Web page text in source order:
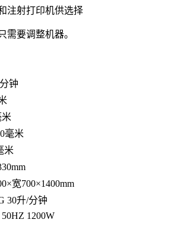
注射打印机供选择
需要调整机器。
钟
米
毫米
米
宽700×1400mm
30升/分钟
1200W